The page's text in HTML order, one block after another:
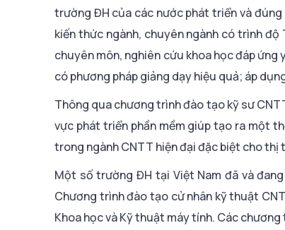
trường ĐH của các nước phát triển và
kiến thức ngành, chuyên ngành có trình độ
chuyên môn, nghiên cứu khoa học đáp
có phương pháp giảng dạy hiệu quả; áp
Thông qua chương trình đào tạo kỹ sư
vực phát triển phần mềm giúp tạo ra một
trong ngành CNTT hiện đại đặc biệt cho
Một số trường ĐH tại Việt Nam đã và
Chương trình đào tạo cử nhân kỹ thuật
Khoa học và Kỹ thuật máy tính. Các